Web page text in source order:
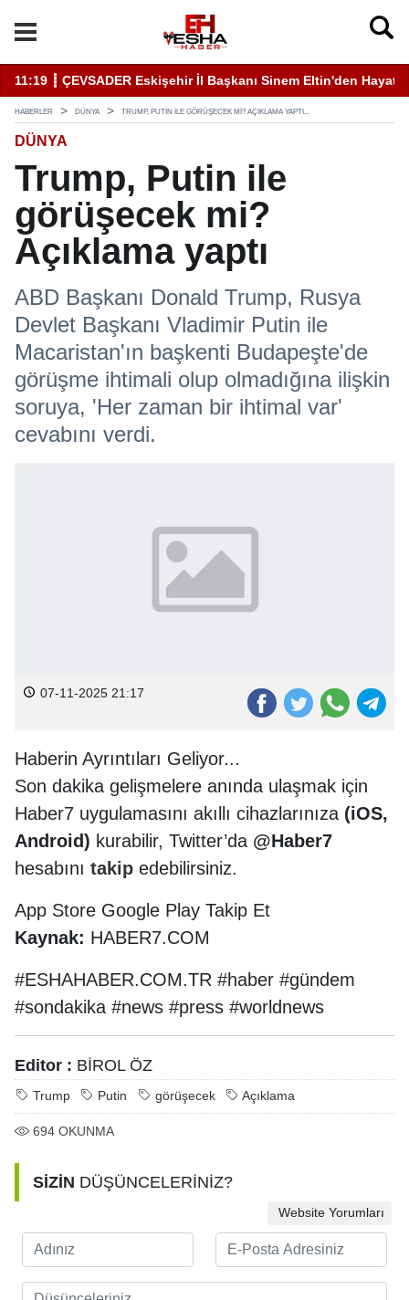
11:19 ┋ ÇEVSADER Eskişehir İl Başkanı Sinem Eltin'den
HABERLER DÜNYA TRUMP, PUTIN ILE GÖRÜŞECEK MI? AÇIKLAMA YAPTI...
DÜNYA
Trump, Putin ile
görüşecek mi?
Açıklama yaptı
ABD Başkanı Donald Trump, Rusya
Devlet Başkanı Vladimir Putin ile
Macaristan'ın başkenti Budapeşte'de
görüşme ihtimali olup olmadığına ilişkin
soruya, 'Her zaman bir ihtimal var'
cevabını verdi.
07-11-2025 21:17
Haberin Ayrıntıları Geliyor...
Son dakika gelişmelere anında ulaşmak için
Haber7 uygulamasını akıllı cihazlarınıza (iOS,
Android) kurabilir, Twitter’da @Haber7
hesabını takip edebilirsiniz.
App Store Google Play Takip Et
Kaynak: HABER7.COM
#ESHAHABER.COM.TR #haber #gündem
#sondakika #news #press #worldnews
Editor : BİROL ÖZ
Trump Putin görüşecek Açıklama
694 OKUNMA
SİZİN DÜŞÜNCELERİNİZ?
Website Yorumları